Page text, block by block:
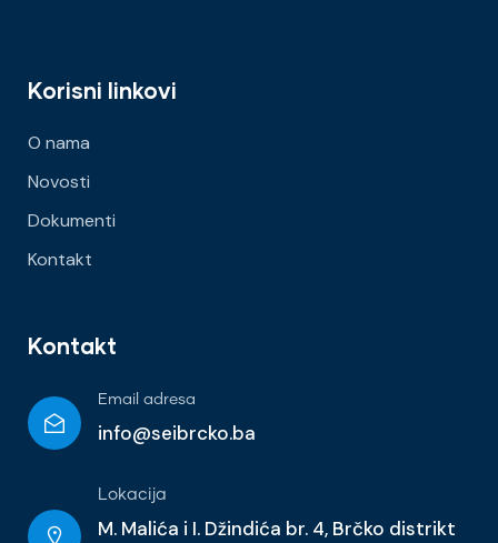
Korisni linkovi
O nama
Novosti
Dokumenti
Kontakt
Kontakt
Email adresa
info@seibrcko.ba
Lokacija
M. Malića i I. Džindića br. 4, Brčko distrikt